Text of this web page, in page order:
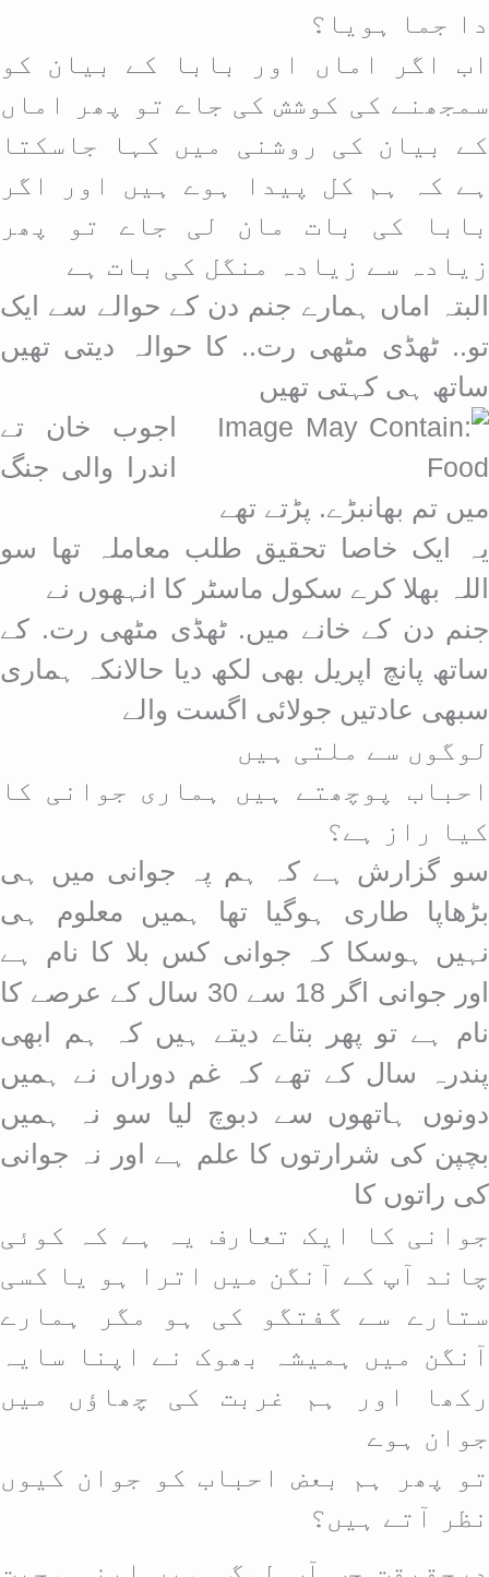
دا جما ہویا؟
اب اگر اماں اور بابا کے بیان کو
سمجھنے کی کوشش کی جاے تو پھر اماں
کے بیان کی روشنی میں کہا جاسکتا
ہے کہ ہم کل پیدا ہوے ہیں اور اگر
بابا کی بات مان لی جاے تو پھر
زیادہ سے زیادہ منگل کی بات ہے
البتہ اماں ہمارے جنم دن کے حوالے سے ایک
تو.. ٹھڈی مٹھی رت.. کا حوالہ دیتی تھیں
ساتھ ہی کہتی تھیں
اجوب خان تے
اندرا والی جنگ
میں تم بھانبڑے. پڑتے تھے
یہ ایک خاصا تحقیق طلب معاملہ تھا سو
اللہ بھلا کرے سکول ماسٹر کا انہھوں نے
جنم دن کے خانے میں. ٹھڈی مٹھی رت. کے
ساتھ پانچ اپریل بھی لکھ دیا حالانکہ ہماری
سبھی عادتیں جولائی اگست والے
لوگوں سے ملتی ہیں
احباب پوچھتے ہیں ہماری جوانی کا
کیا راز ہے؟
سو گزارش ہے کہ ہم پہ جوانی میں ہی
بڑھاپا طاری ہوگیا تھا ہمیں معلوم ہی
نہیں ہوسکا کہ جوانی کس بلا کا نام ہے
اور جوانی اگر 18 سے 30 سال کے عرصے کا
نام ہے تو پھر بتاے دیتے ہیں کہ ہم ابھی
پندرہ سال کے تھے کہ غم دوراں نے ہمیں
دونوں ہاتھوں سے دبوچ لیا سو نہ ہمیں
بچپن کی شرارتوں کا علم ہے اور نہ جوانی
کی راتوں کا
جوانی کا ایک تعارف یہ ہے کہ کوئی
چاند آپ کے آنگن میں اترا ہو یا کسی
ستارے سے گفتگو کی ہو مگر ہمارے
آنگن میں ہمیشہ بھوک نے اپنا سایہ
رکھا اور ہم غربت کی چھاؤں میں
جوان ہوے
تو پھر ہم بعض احباب کو جوان کیوں
نظر آتے ہیں؟